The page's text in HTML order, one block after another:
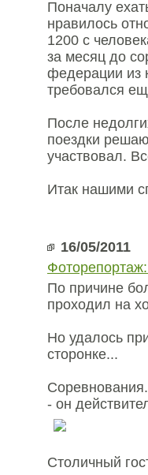
Поначалу
нравилось
1200 с
за месяц до
федерации из
требовался
После
поездки
участвовал.
Итак нашими
16/05/2011
По причине
проходил на
Но удалось
сторонке...
- он
Столичный